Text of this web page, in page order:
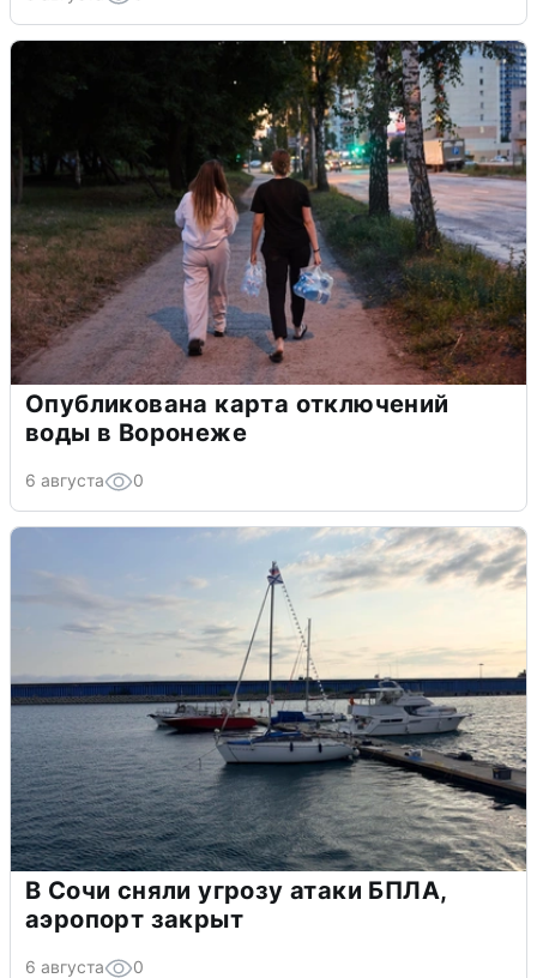
Опубликована карта отключений
воды в Воронеже
6 августа 0
В Сочи сняли угрозу атаки БПЛА,
аэропорт закрыт
6 августа 0